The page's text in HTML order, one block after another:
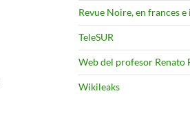
Revue Noire, en frances e
TeleSUR
Web del profesor Renato
Wikileaks